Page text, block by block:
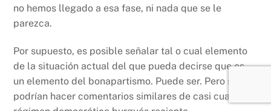
no hemos llegado a esa fase, ni nada que se le
parezca.
Por supuesto, es posible señalar tal o cual elemento
de la situación actual del que pueda decirse que es
un elemento del bonapartismo. Puede ser. Pero se
podrían hacer comentarios similares de casi cualquier